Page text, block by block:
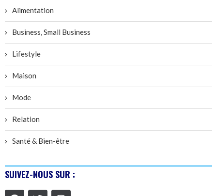
Alimentation
Business, Small Business
Lifestyle
Maison
Mode
Relation
Santé & Bien-être
SUIVEZ-NOUS SUR :